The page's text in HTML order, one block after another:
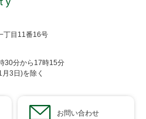
目11番16号
30分から17時15分
3日)を除く
お問い合わせ